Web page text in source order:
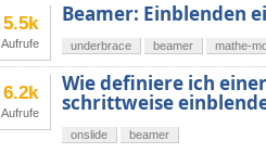
5.5k
Aufrufe
Beamer: Einblenden
underbrace beamer mathe-
6.2k
Aufrufe
Wie definiere ich
schrittweise
onslide beamer